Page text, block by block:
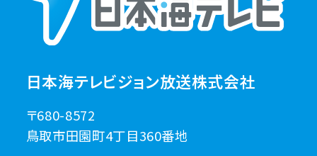
日本海テレビジョン放送株式会社
〒680-8572
鳥取市田園町4丁目360番地